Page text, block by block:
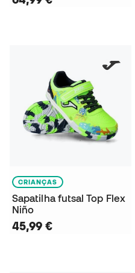
CRIANÇAS
Sapatilha futsal Top Flex
Niño
45,99 €